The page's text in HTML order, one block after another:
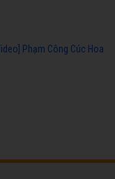
Phạm Công Cúc Hoa